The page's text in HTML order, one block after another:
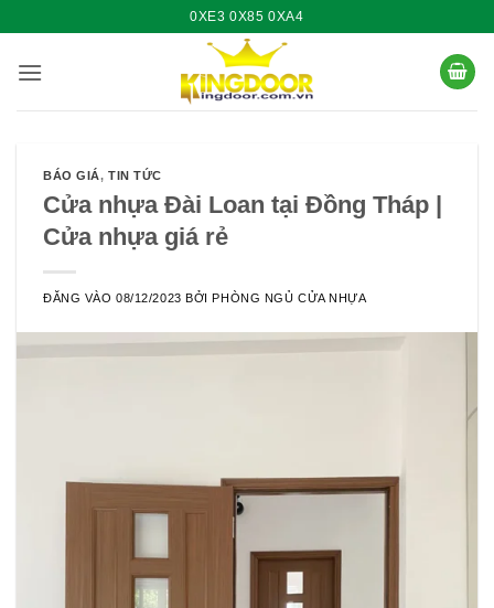
nội
0XE3 0X85 0XA4
BÁO GIÁ,TIN TỨC
Cửa nhựa Đài Loan tại Đồng Tháp |
Cửa nhựa giá rẻ
ĐĂNG VÀO08/12/2023 BỞIPHÒNG NGỦ CỬA NHỰA